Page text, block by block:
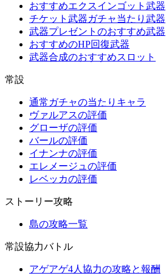
おすすめエクスインゴット武器
チケット武器ガチャ当たり武器
武器プレゼントのおすすめ武器
おすすめのHP回復武器
武器合成のおすすめスロット
常設
通常ガチャの当たりキャラ
ヴァルアスの評価
グローザの評価
バールの評価
イナンナの評価
エレメージュの評価
レベッカの評価
ストーリー攻略
島の攻略一覧
常設協力バトル
アゲアゲ4人協力の攻略と報酬